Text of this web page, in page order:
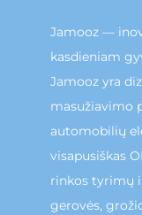
Jamooz —
kasdieniam
Jamooz yra
masužiavimo
automobilių
visapusiškas
rinkos tyrimų
gerovės,